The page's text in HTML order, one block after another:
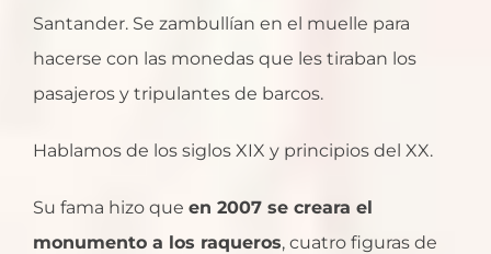
Santander. Se zambullían en el muelle para
hacerse con las monedas que les tiraban los
pasajeros y tripulantes de barcos.
Hablamos de los siglos XIX y principios del XX.
Su fama hizo que en 2007 se creara el
monumento a los raqueros, cuatro figuras de